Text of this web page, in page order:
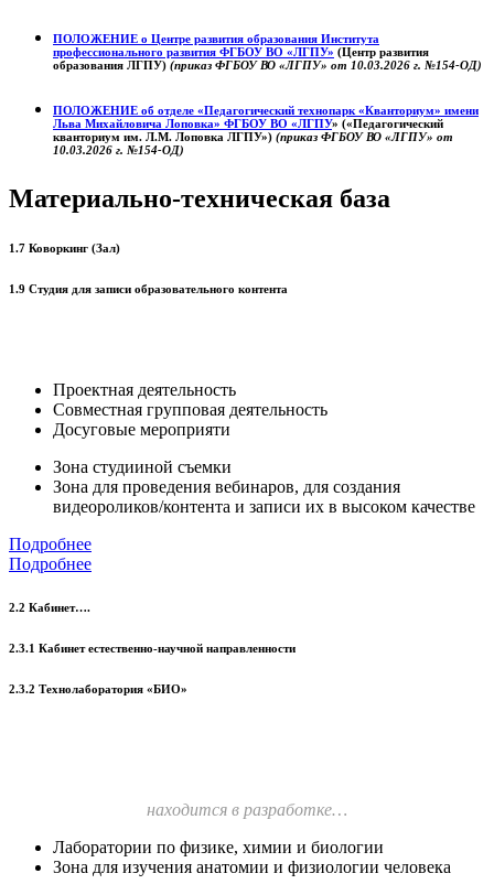
ПОЛОЖЕНИЕ о Центре развития образования Института
профессионального развития ФГБОУ ВО «ЛГПУ» (Центр развития
образования ЛГПУ) (приказ ФГБОУ ВО «ЛГПУ» от 10.03.2026 г. №154-ОД)
ПОЛОЖЕНИЕ об отделе «Педагогический технопарк «Кванториум» имени
Льва Михайловича Лоповка» ФГБОУ ВО «ЛГПУ» («Педагогический
кванториум им. Л.М. Лоповка ЛГПУ») (приказ ФГБОУ ВО «ЛГПУ» от
10.03.2026 г. №154-ОД)
Материально-техническая база
1.7 Коворкинг (Зал)
1.9 Студия для записи образовательного контента
Проектная деятельность
Совместная групповая деятельность
Досуговые мероприяти
Зона студииной съемки
Зона для проведения вебинаров, для создания
видеороликов/контента и записи их в высоком качестве
Подробнее
Подробнее
2.2 Кабинет….
2.3.1 Кабинет естественно-научной направленности
2.3.2 Технолаборатория «БИО»
находится в разработке…
Лаборатории по физике, химии и биологии
Зона для изучения анатомии и физиологии человека